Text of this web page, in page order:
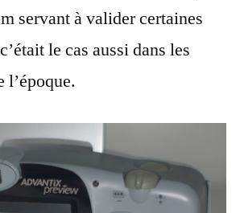
servant à valider certaines
le cas aussi dans les
l’époque.